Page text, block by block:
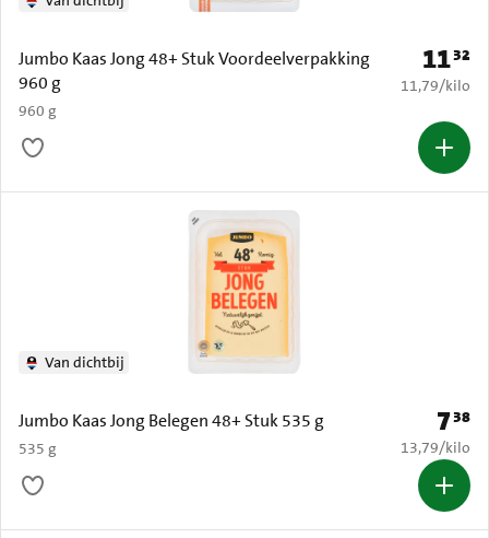
Jumbo Kaas Jong 48+ Stuk Voordeelverpakking
960 g
960 g
Prijs: €
1132
€ 11,79 per
11,79/kilo
Jumbo Kaas Jong Belegen 48+ Stuk 535 g
535 g
Van dichtbij
Prijs:
738
€ 13,79 per
13,79/kilo